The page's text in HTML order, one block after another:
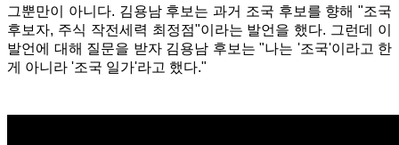
그뿐만이 아니다. 김용남 후보는 과거 조국 후보를 향해 "조국
후보자, 주식 작전세력 최정점"이라는 발언을 했다. 그런데 이
발언에 대해 질문을 받자 김용남 후보는 "나는 '조국'이라고 한
게 아니라 '조국 일가'라고 했다."